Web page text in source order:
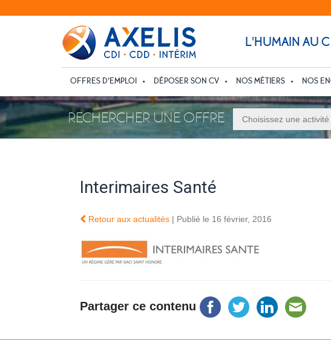
L'HUMAIN AU
OFFRES D’EMPLOI DÉPOSER SON CV NOS MÉTIERS NOS
RECHERCHER UNE OFFRE
Interimaires Santé
Retour aux actualités | Publié le 16 février, 2016
Partager ce contenu